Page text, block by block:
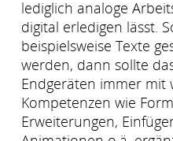
lediglich analoge
digital erledigen lässt.
beispielsweise Texte
werden, dann sollte
Endgeräten immer mit
Kompetenzen wie
Erweiterungen,